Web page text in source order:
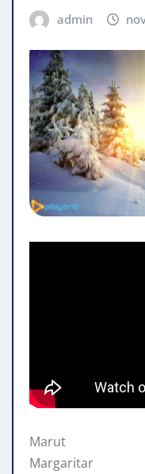
admin
Marut
Margaritar